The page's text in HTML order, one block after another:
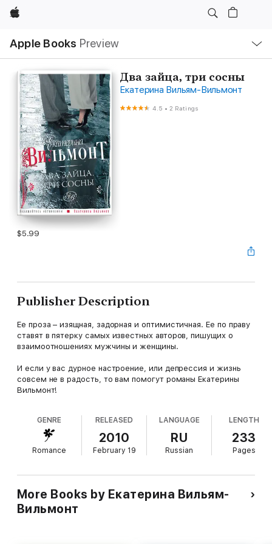
Apple
Apple Books Preview
Nav
Open
Menu
Два зайца, три сосны
Екатерина Вильям-Вильмонт
4.5 •2 Ratings
$5.99
Publisher Description
Ее проза – изящная, задорная и оптимистичная. Ее по праву
ставят в пятерку самых известных авторов, пишущих о
взаимоотношениях мужчины и женщины.
И если у вас дурное настроение, или депрессия и жизнь
совсем не в радость, то вам помогут романы Екатерины
Вильмонт!
GENRE
Romance
RELEASED
2010
February 19
LANGUAGE
RU
Russian
LENGTH
233
Pages
More Books by Екатерина Вильям-
Вильмонт